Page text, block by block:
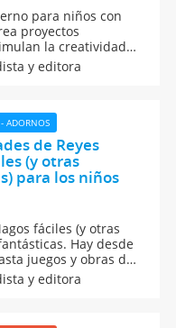
para niños con
proyectos
la creatividad
a paso cómo
decoraciones y
y editora
ADORNOS
de Reyes
(y otras
para los niños
fáciles (y otras
Hay desde
juegos y obras de
y la diversión en
de los Reyes
y editora